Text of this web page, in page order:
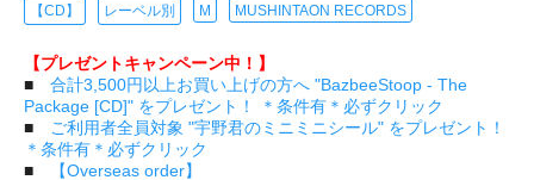
【CD】 レーベル別 M MUSHINTAON RECORDS
【プレゼントキャンペーン中！】
■ 合計3,500円以上お買い上げの方へ "BazbeeStoop - The
Package [CD]" をプレゼント！ ＊条件有＊必ずクリック
■
ご利用者全員対象 "宇野君のミニミニシール" をプレゼント！
＊条件有＊必ずクリック
■
【Overseas order】